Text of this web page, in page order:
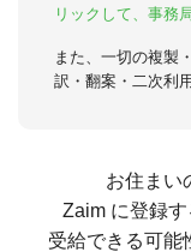
リックして、事務
また、一切の複製
訳・翻案・二次利
お住まい
Zaim に登録
受給できる可能